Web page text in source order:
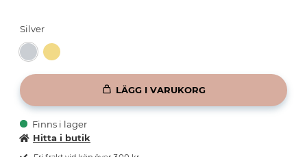
Silver
LÄGG I VARUKORG
Finns i lager
Hitta i butik